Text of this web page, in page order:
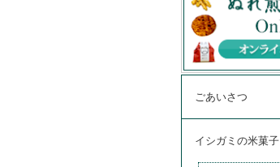
ごあいさつ
イシガミの米菓子